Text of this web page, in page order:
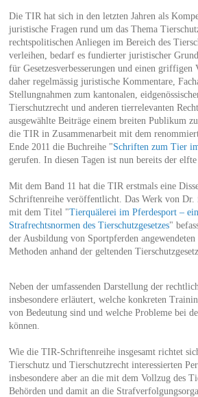
Die TIR hat sich in den letzten Jahren als
juristische Fragen rund um das Thema
rechtspolitischen Anliegen im Bereich des
verleihen, bedarf es fundierter juristischer
für Gesetzesverbesserungen und einen
daher regelmässig juristische Kommentare,
Stellungnahmen zum kantonalen,
Tierschutzrecht und anderen tierrelevanten
ausgewählte Beiträge einem breiten Publikum
die TIR in Zusammenarbeit mit dem
Ende 2011 die Buchreihe "Schriften zum Tier
gerufen. In diesen Tagen ist nun bereits der elfte
Mit dem Band 11 hat die TIR erstmals eine
Schriftenreihe veröffentlicht. Das Werk von Dr.
mit dem Titel "Tierquälerei im Pferdesport –
Strafrechtsnormen des Tierschutzgesetzes"
der Ausbildung von Sportpferden angewendeten
Methoden anhand der geltenden
Neben der umfassenden Darstellung der
insbesondere erläutert, welche konkreten
von Bedeutung sind und welche Probleme bei
können.
Wie die TIR-Schriftenreihe insgesamt richtet
Tierschutz und Tierschutzrecht interessierten
insbesondere aber an die mit dem Vollzug des
Behörden und damit an die